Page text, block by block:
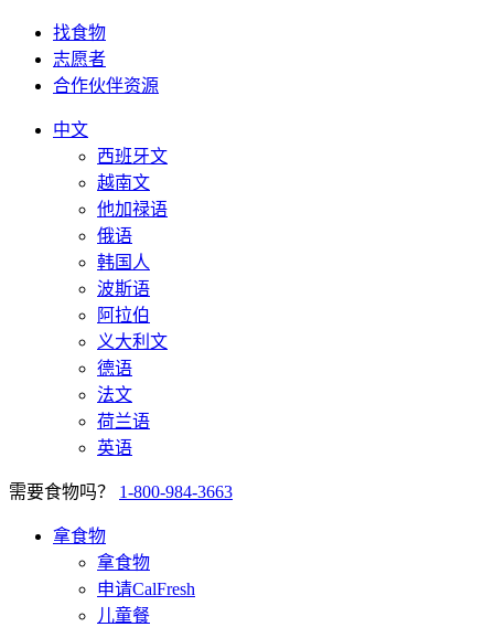
找食物
志愿者
合作伙伴资源
中文
西班牙文
越南文
他加禄语
俄语
韩国人
波斯语
阿拉伯
义大利文
德语
法文
荷兰语
英语
需要食物吗？ 1-800-984-3663
拿食物
拿食物
申请CalFresh
儿童餐